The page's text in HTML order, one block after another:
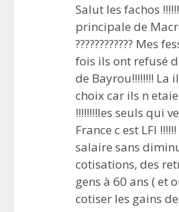
Salut les fachos
principale de
???????????? Mes
fois ils ont refusé
de Bayrou!!!!!!!! La
choix car ils n
!!!!!!!!les seuls qui
France c est LFI
salaire sans
cotisations, des
gens à 60 ans ( et
cotiser les gains